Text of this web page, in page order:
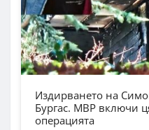
Издирването на
Бургас. МВР включи
операцията